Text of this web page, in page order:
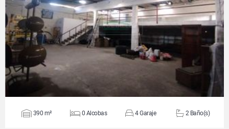
VER DETALLES
390 m² 0 Alcobas 4 Garaje 2 Baño(s)